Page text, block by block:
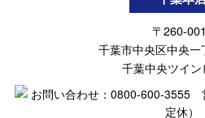
〒260-
千葉市中央区中央
千葉中央ツイ